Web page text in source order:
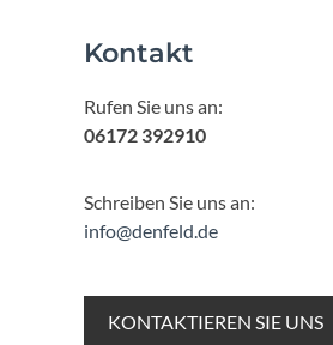
Kontakt
Rufen Sie uns an:
06172 392910
Schreiben Sie uns an:
info@denfeld.de
KONTAKTIEREN SIE UNS